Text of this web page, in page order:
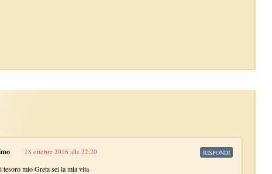
18 ottobre 2016 alle 22:20
tesoro mio Greta sei la mia vita
RISPONDI